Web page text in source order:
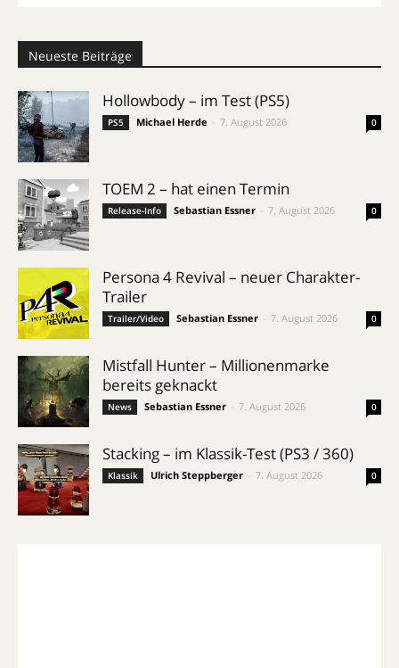
Neueste Beiträge
Hollowbody – im Test (PS5)
PS5 Michael Herde 7. August 2026 0
TOEM 2 – hat einen Termin
Release-Info Sebastian Essner 7. August 2026 0
Persona 4 Revival – neuer Charakter-
Trailer
Trailer/Video Sebastian Essner 7. August 2026 0
Mistfall Hunter – Millionenmarke
bereits geknackt
News Sebastian Essner 7. August 2026 0
Stacking – im Klassik-Test (PS3 / 360)
Klassik Ulrich Steppberger 7. August 2026 0